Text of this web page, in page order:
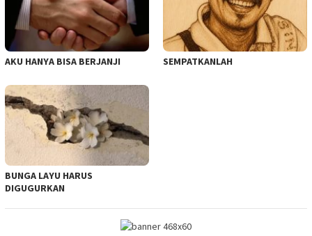
AKU HANYA BISA BERJANJI SEMPATKANLAH
BUNGA LAYU HARUS
DIGUGURKAN